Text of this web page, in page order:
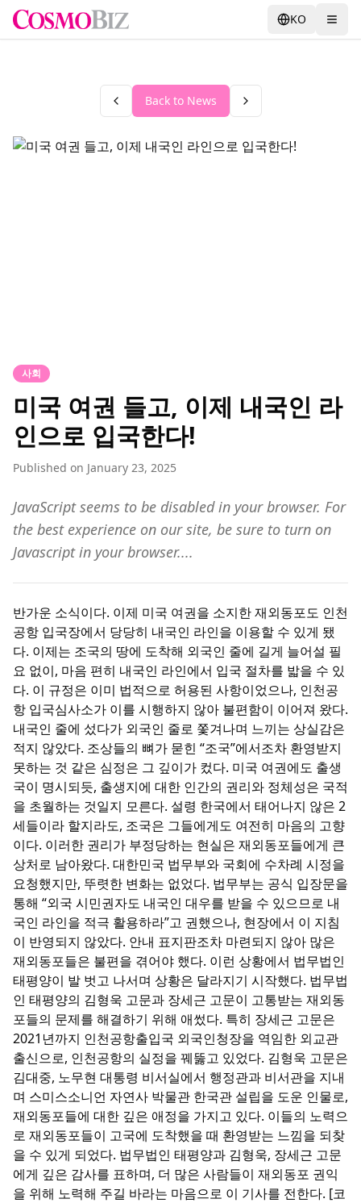
KO
Back to News
사회
미국 여권 들고, 이제 내국인 라
인으로 입국한다!
Published on January 23, 2025
JavaScript seems to be disabled in your browser. For
the best experience on our site, be sure to turn on
Javascript in your browser....
반가운 소식이다. 이제 미국 여권을 소지한 재외동포도 인천
공항 입국장에서 당당히 내국인 라인을 이용할 수 있게 됐
다. 이제는 조국의 땅에 도착해 외국인 줄에 길게 늘어설 필
요 없이, 마음 편히 내국인 라인에서 입국 절차를 밟을 수 있
다. 이 규정은 이미 법적으로 허용된 사항이었으나, 인천공
항 입국심사소가 이를 시행하지 않아 불편함이 이어져 왔다.
내국인 줄에 섰다가 외국인 줄로 쫓겨나며 느끼는 상실감은
적지 않았다. 조상들의 뼈가 묻힌 “조국”에서조차 환영받지
못하는 것 같은 심정은 그 깊이가 컸다. 미국 여권에도 출생
국이 명시되듯, 출생지에 대한 인간의 권리와 정체성은 국적
을 초월하는 것일지 모른다. 설령 한국에서 태어나지 않은 2
세들이라 할지라도, 조국은 그들에게도 여전히 마음의 고향
이다. 이러한 권리가 부정당하는 현실은 재외동포들에게 큰
상처로 남아왔다. 대한민국 법무부와 국회에 수차례 시정을
요청했지만, 뚜렷한 변화는 없었다. 법무부는 공식 입장문을
통해 “외국 시민권자도 내국인 대우를 받을 수 있으므로 내
국인 라인을 적극 활용하라”고 권했으나, 현장에서 이 지침
이 반영되지 않았다. 안내 표지판조차 마련되지 않아 많은
재외동포들은 불편을 겪어야 했다. 이런 상황에서 법무법인
태평양이 발 벗고 나서며 상황은 달라지기 시작했다. 법무법
인 태평양의 김형욱 고문과 장세근 고문이 고통받는 재외동
포들의 문제를 해결하기 위해 애썼다. 특히 장세근 고문은
2021년까지 인천공항출입국 외국인청장을 역임한 외교관
출신으로, 인천공항의 실정을 꿰뚫고 있었다. 김형욱 고문은
김대중, 노무현 대통령 비서실에서 행정관과 비서관을 지내
며 스미스소니언 자연사 박물관 한국관 설립을 도운 인물로,
재외동포들에 대한 깊은 애정을 가지고 있다. 이들의 노력으
로 재외동포들이 고국에 도착했을 때 환영받는 느낌을 되찾
을 수 있게 되었다. 법무법인 태평양과 김형욱, 장세근 고문
에게 깊은 감사를 표하며, 더 많은 사람들이 재외동포 권익
을 위해 노력해 주길 바라는 마음으로 이 기사를 전한다. [코